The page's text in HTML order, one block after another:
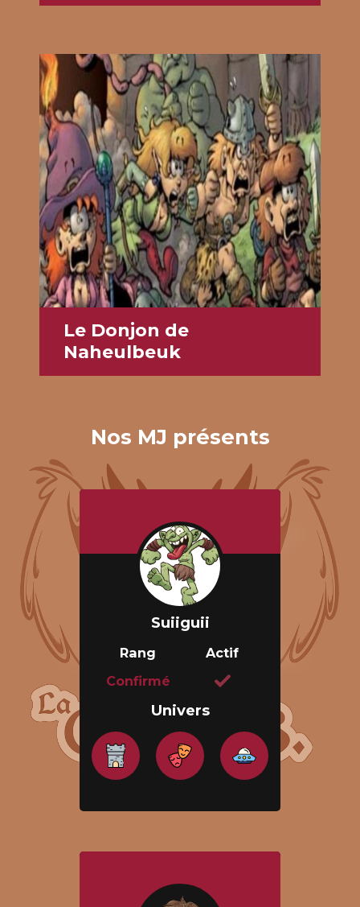
« Je ne vous mentirai pas sur vos
chances de survie mais… vous avez ma
sympathie. »
L’espace est immense, obscur et hostile.
Les rayons gamma et les rafales de
neutrinos issus d’étoiles mourantes vous
irradient, les trous noirs vou...
Voir le jeu
Le Donjon de
Naheulbeuk
Bon, alors, vous en avez marre des jeux
où tout est formaté sérieux ? Des héros
qui sentent bon ? Des compagnies aux
cheveux bien peignés ?
Le jeu de rôle "Donjon de Naheulbeuk"
est un jeu de rôle "sur papier" gratuit,
pour ceux qui ...
Nos MJ présents
Suiiguii
Rang
Confirmé
Actif
Univers